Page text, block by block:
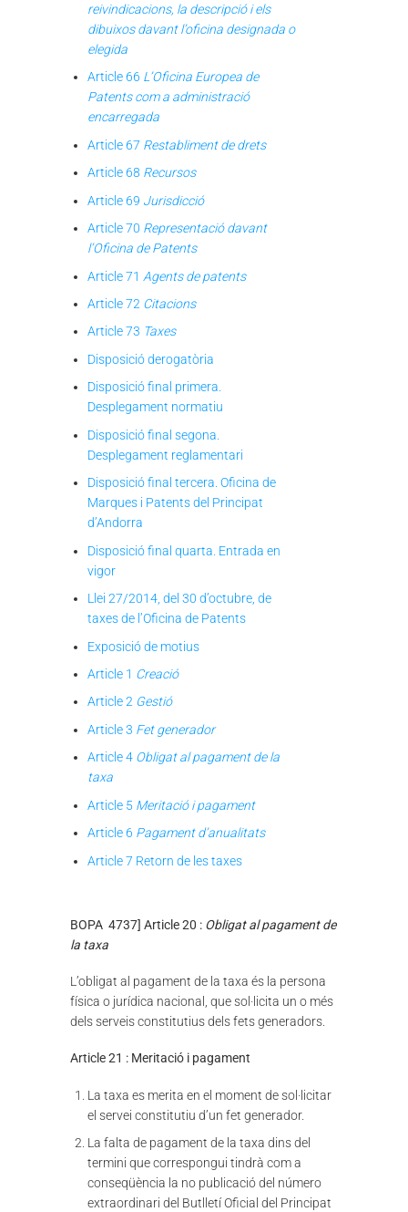
reivindicacions, la descripció i els
dibuixos davant l’oficina designada o
elegida
Article 66 L’Oficina Europea de
Patents com a administració
encarregada
Article 67 Restabliment de drets
Article 68 Recursos
Article 69 Jurisdicció
Article 70 Representació davant
l’Oficina de Patents
Article 71 Agents de patents
Article 72 Citacions
Article 73 Taxes
Disposició derogatòria
Disposició final primera.
Desplegament normatiu
Disposició final segona.
Desplegament reglamentari
Disposició final tercera. Oficina de
Marques i Patents del Principat
d’Andorra
Disposició final quarta. Entrada en
vigor
Llei 27/2014, del 30 d’octubre, de
taxes de l’Oficina de Patents
Exposició de motius
Article 1 Creació
Article 2 Gestió
Article 3 Fet generador
Article 4 Obligat al pagament de la
taxa
Article 5 Meritació i pagament
Article 6 Pagament d’anualitats
Article 7 Retorn de les taxes
BOPA 4737] Article 20 : Obligat al pagament de
la taxa
L’obligat al pagament de la taxa és la persona
física o jurídica nacional, que sol·licita un o més
dels serveis constitutius dels fets generadors.
Article 21 : Meritació i pagament
La taxa es merita en el moment de sol·licitar
el servei constitutiu d’un fet generador.
La falta de pagament de la taxa dins del
termini que correspongui tindrà com a
conseqüència la no publicació del número
extraordinari del Butlletí Oficial del Principat